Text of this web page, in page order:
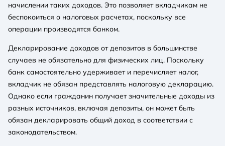
начислении таких доходов. Это позволяет вкладчикам не
беспокоиться о налоговых расчетах, поскольку все
операции производятся банком.
Декларирование доходов от депозитов в большинстве
случаев не обязательно для физических лиц. Поскольку
банк самостоятельно удерживает и перечисляет налог,
вкладчик не обязан представлять налоговую декларацию.
Однако если гражданин получает значительные доходы из
разных источников, включая депозиты, он может быть
обязан декларировать общий доход в соответствии с
законодательством.